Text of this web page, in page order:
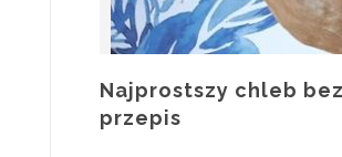
Najprostszy chleb
przepis